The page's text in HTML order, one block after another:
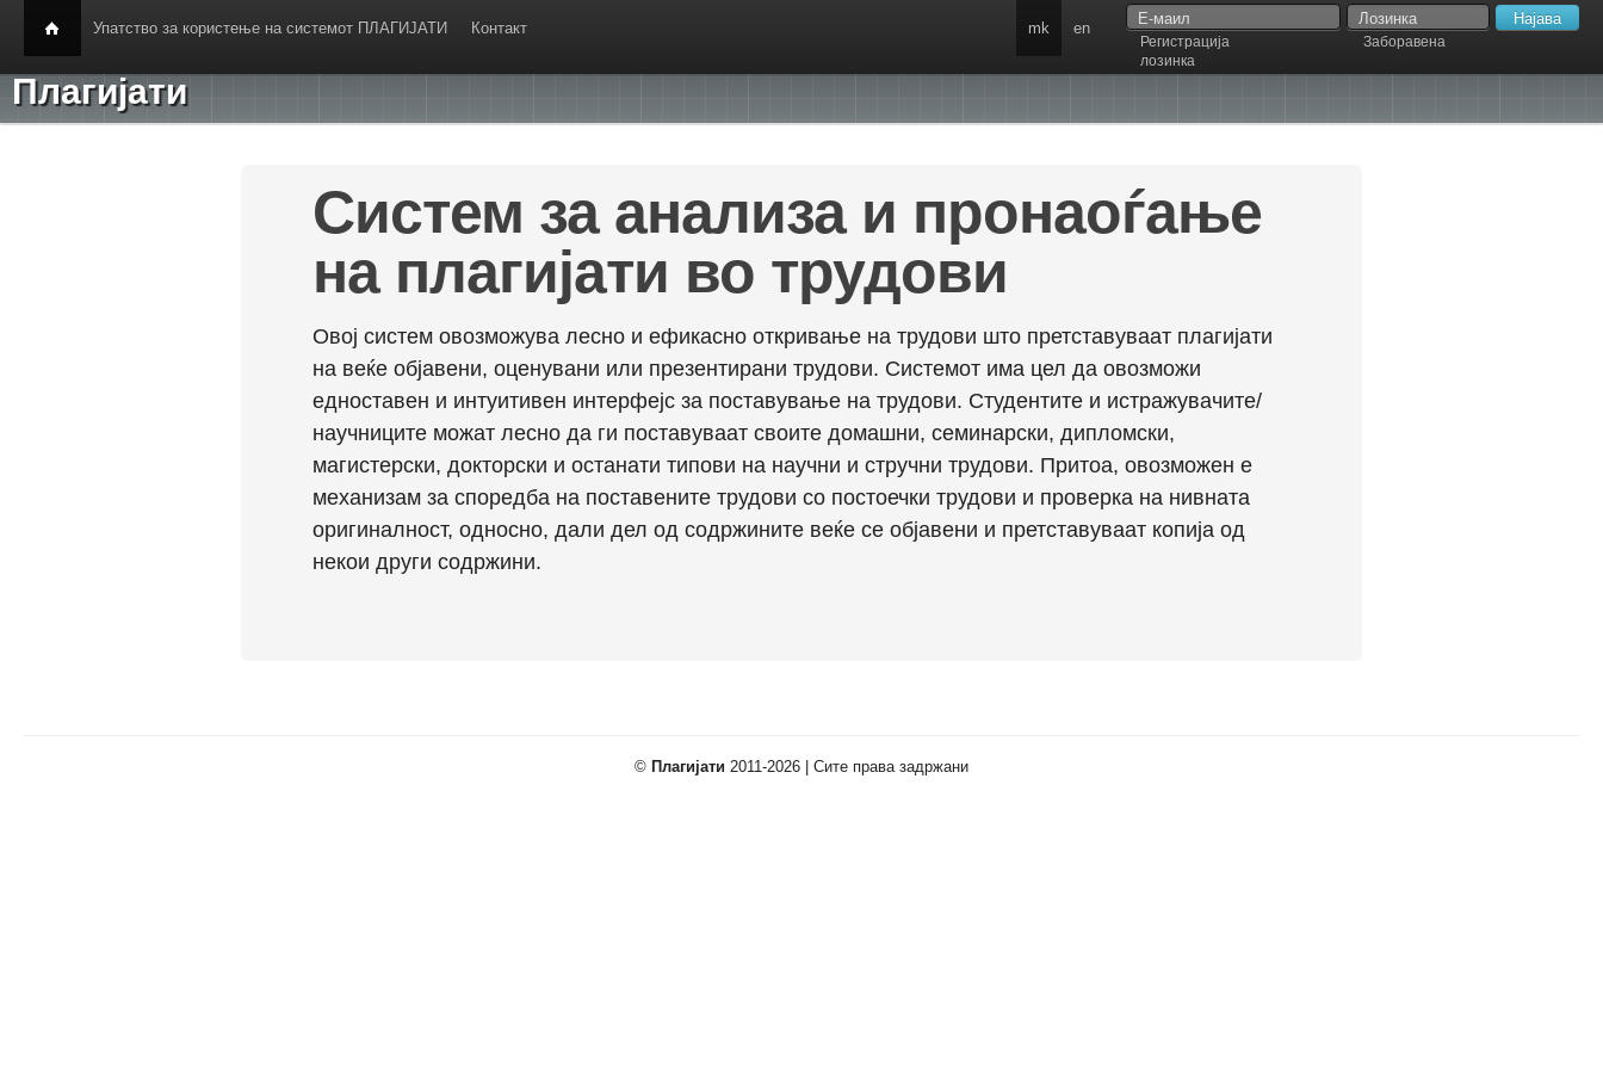
Упатство за користење на системот ПЛАГИЈАТИ Контакт
Регистрација
Заборавена
лозинка
mk en
Плагијати
Систем за анализа и пронаоѓање
на плагијати во трудови
Овој систем овозможува лесно и ефикасно откривање на трудови што претставуваат плагијати
на веќе објавени, оценувани или презентирани трудови. Системот има цел да овозможи
едноставен и интуитивен интерфејс за поставување на трудови. Студентите и истражувачите/
научниците можат лесно да ги поставуваат своите домашни, семинарски, дипломски,
магистерски, докторски и останати типови на научни и стручни трудови. Притоа, овозможен е
механизам за споредба на поставените трудови со постоечки трудови и проверка на нивната
оригиналност, односно, дали дел од содржините веќе се објавени и претставуваат копија од
некои други содржини.
© Плагијати 2011-2026 | Сите права задржани